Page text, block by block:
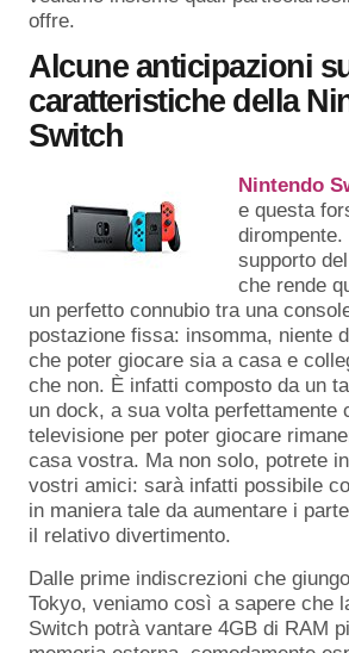
offre.
Alcune anticipazioni
caratteristiche della
Switch
Nintendo
e questa
supporto
che rende
un perfetto connubio tra una
postazione fissa: insomma, niente
che poter giocare sia a casa e
che non. È infatti composto da un
un dock, a sua volta perfettamente
televisione per poter giocare
casa vostra. Ma non solo, potrete
vostri amici: sarà infatti possibile
in maniera tale da aumentare i
il relativo divertimento.
Dalle prime indiscrezioni che
Tokyo, veniamo così a sapere che
Switch potrà vantare 4GB di RAM